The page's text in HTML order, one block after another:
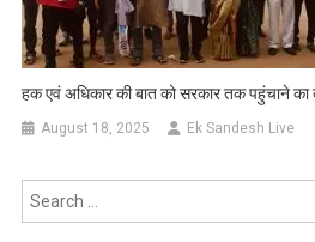
हक एवं अधिकार की बात को सरकार तक पहुंचाने का
August 18, 2025 Ek Sandesh Live